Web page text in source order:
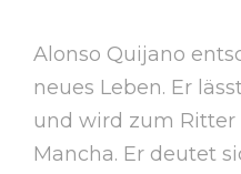
Alonso Quijano
neues Leben. Er
und wird zum Ritter
Mancha. Er deutet